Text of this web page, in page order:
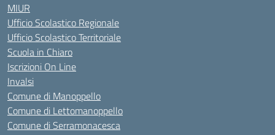
MIUR
Ufficio Scolastico Regionale
Ufficio Scolastico Territoriale
Scuola in Chiaro
Iscrizioni On Line
Invalsi
Comune di Manoppello
Comune di Lettomanoppello
Comune di Serramonacesca